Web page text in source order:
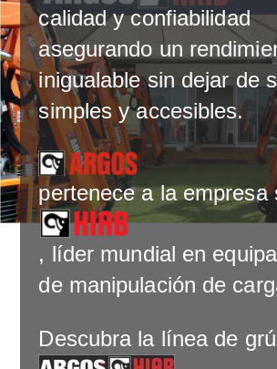
calidad y confiabilidad
asegurando un
inigualable sin dejar de
simples y accesibles.
pertenece a la
, líder mundial en
de manipulación de
Descubra la línea de